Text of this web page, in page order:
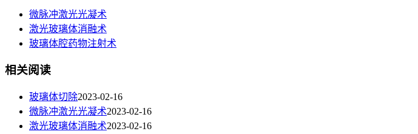
微脉冲激光光凝术
激光玻璃体消融术
玻璃体腔药物注射术
相关阅读
玻璃体切除2023-02-16
微脉冲激光光凝术2023-02-16
激光玻璃体消融术2023-02-16